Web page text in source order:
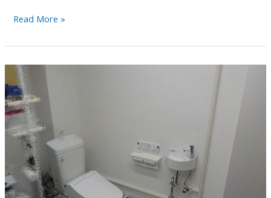
集
ス
ト
の
本
体
交
換
Read More »